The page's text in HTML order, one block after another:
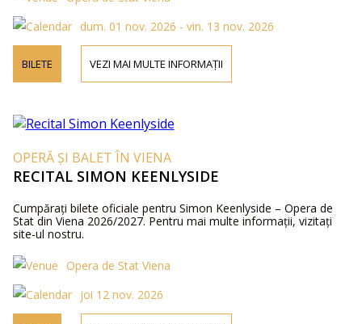
dum. 01 nov. 2026 - vin. 13 nov. 2026
BILETE VEZI MAI MULTE INFORMAȚII
OPERĂ ȘI BALET ÎN VIENA
RECITAL SIMON KEENLYSIDE
Cumpărați bilete oficiale pentru Simon Keenlyside – Opera de
Stat din Viena 2026/2027. Pentru mai multe informații, vizitați
site-ul nostru.
Opera de Stat Viena
joi 12 nov. 2026